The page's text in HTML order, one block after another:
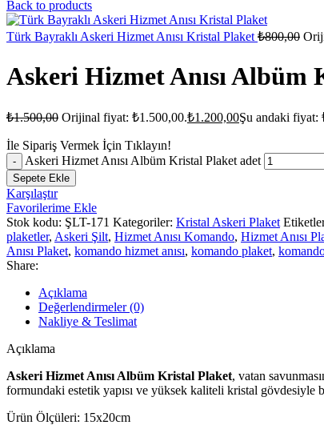
Back to products
Türk Bayraklı Askeri Hizmet Anısı Kristal Plaket ₺800,00
Askeri Hizmet Anısı Albüm
₺1.500,00 Orijinal fiyat: ₺1.500,00.₺1.200,00Şu andaki fiyat:
İle Sipariş Vermek İçin Tıklayın!
Askeri Hizmet Anısı Albüm Kristal Plaket adet
Sepete Ekle
Karşılaştır
Favorilerime Ekle
Stok kodu: ŞLT-171 Kategoriler: Kristal Askeri Plaket
plaketler, Askeri Şilt, Hizmet Anısı Komando, Hizmet Anısı
Anısı Plaket, komando hizmet anısı, komando plaket,
Share:
Açıklama
Değerlendirmeler (0)
Nakliye & Teslimat
Açıklama
Askeri Hizmet Anısı Albüm Kristal Plaket, vatan
formundaki estetik yapısı ve yüksek kaliteli kristal gövdesiyle
Ürün Ölçüleri: 15x20cm